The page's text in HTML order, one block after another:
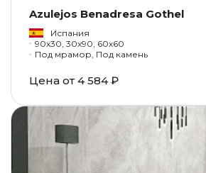
Azulejos Benadresa Gothel
Испания
90x30, 30x90, 60x60
Под мрамор, Под камень
Цена от 4 584 ₽